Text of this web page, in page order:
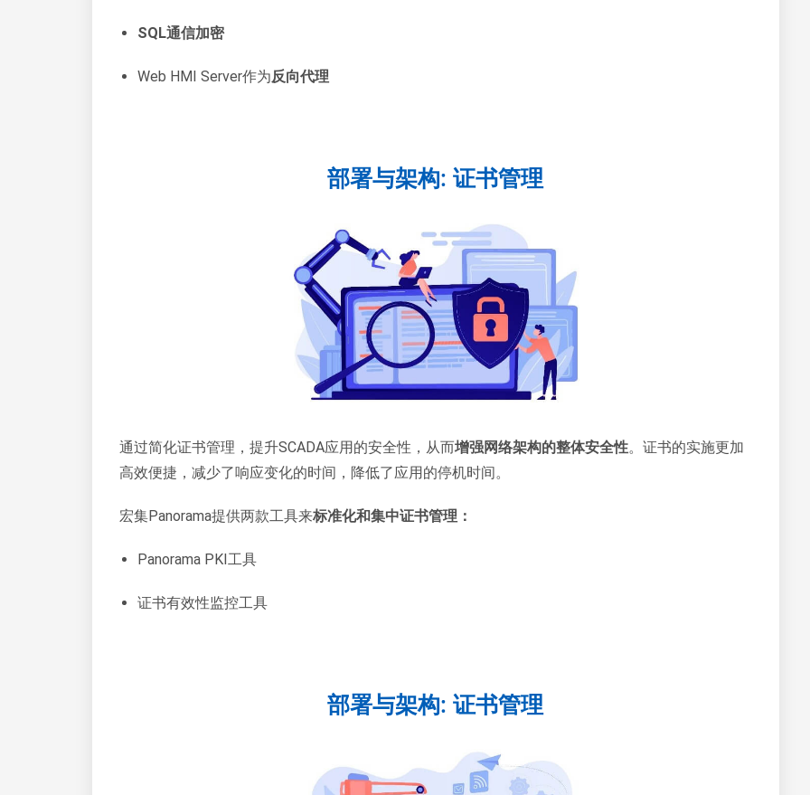
SQL通信加密
Web HMI Server作为反向代理
部署与架构: 证书管理
通过简化证书管理，提升SCADA应用的安全性，从而增强网络架构的整体安全性。证书的实施更加
高效便捷，减少了响应变化的时间，降低了应用的停机时间。
宏集Panorama提供两款工具来标准化和集中证书管理：
Panorama PKI工具
证书有效性监控工具
部署与架构: 证书管理